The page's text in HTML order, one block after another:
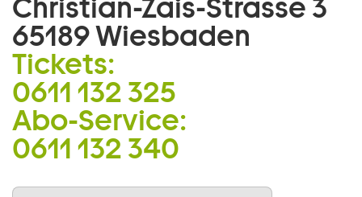
Christian-Zais-Strasse 3
65189 Wiesbaden
Tickets:
0611 132 325
Abo-Service:
0611 132 340